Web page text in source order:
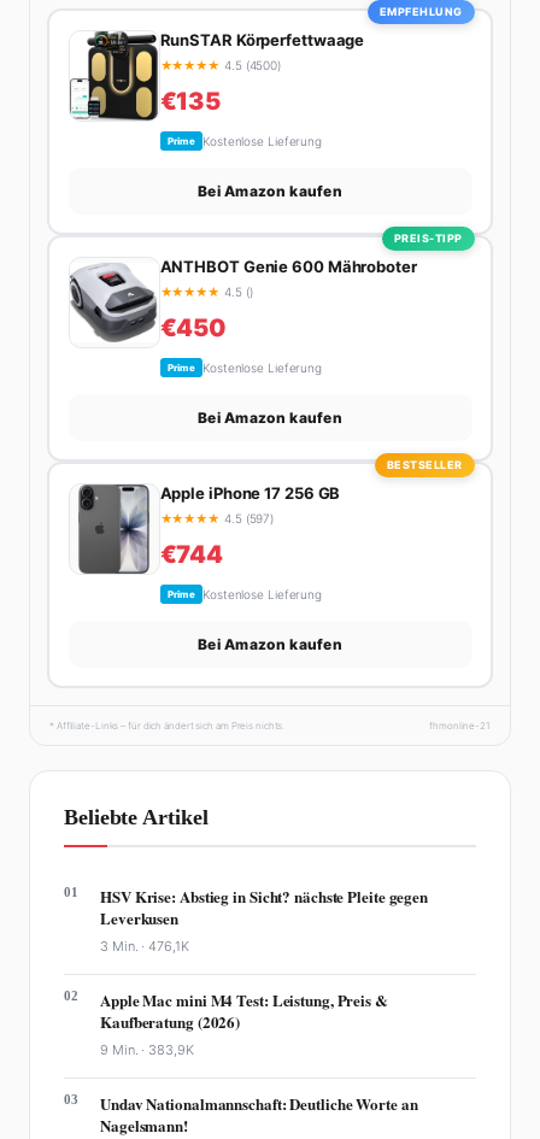
mit Freunden oder auf der Suche nach dem
perfekten Espresso. Sein Motto: Lieber einmal richtig
EMPFEHLUNG
RunSTAR Körperfettwaage
★★★★★ 4.5 (4500)
€135
Prime Kostenlose Lieferung
Bei Amazon kaufen
PREIS-TIPP
ANTHBOT Genie 600 Mähroboter
★★★★★ 4.5 ()
€450
Prime Kostenlose Lieferung
Bei Amazon kaufen
BESTSELLER
Apple iPhone 17 256 GB
★★★★★ 4.5 (597)
€744
Prime Kostenlose Lieferung
Bei Amazon kaufen
* Affiliate-Links – für dich ändert sich am Preis nichts. fhmonline-21
Beliebte Artikel
01
HSV Krise: Abstieg in Sicht? nächste Pleite gegen
Leverkusen
3 Min. ·476,1K
02
Apple Mac mini M4 Test: Leistung, Preis &
Kaufberatung (2026)
9 Min. · 383,9K
03
Undav Nationalmannschaft: Deutliche Worte an
Nagelsmann!